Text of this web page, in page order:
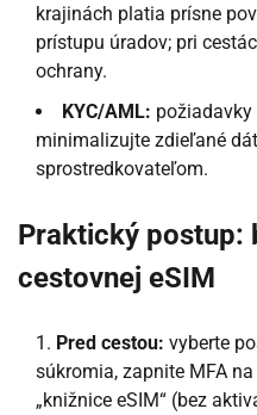
krajinách platia prísne
prístupu úradov; pri
ochrany.
KYC/AML: požiadavky
minimalizujte zdieľané
sprostredkovateľom.
Praktický postup:
cestovnej eSIM
Pred cestou: vyberte
súkromia, zapnite MFA
„knižnice eSIM“ (bez